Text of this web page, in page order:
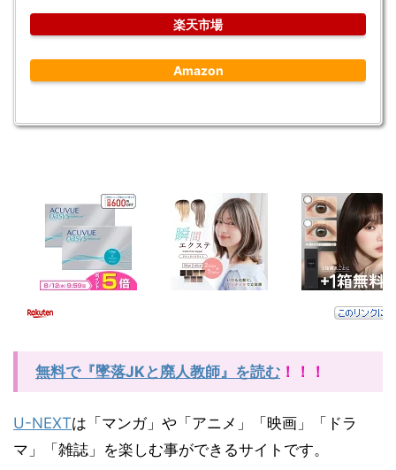
楽天市場
Amazon
無料で『墜落JKと廃人教師』を読む ！！！
U-NEXTは「マンガ」や「アニメ」「映画」「ドラ
マ」「雑誌」を楽しむ事ができるサイトです。